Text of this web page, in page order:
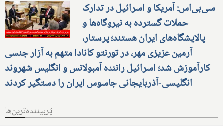
سی‌بی‌اس: آمریکا و اسرائیل در تدارک
حملات گسترده به نیروگاه‌ها و
پالایشگاه‌های ایران هستند؛ پرستار،
آرمین عزیزی مهر، در تورنتو کانادا متهم به آزار جنسی
کارآموزش شد؛ اسرائیل راننده آمبولانس و انگلیس شهروند
انگلیسی-آذربایجانی جاسوس ایران را دستگیر کردند
پُربیننده‌ترین‌ها